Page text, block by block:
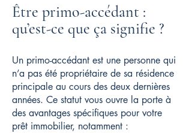
​Être primo-accédant :
qu’est-ce que ça signifie ?
Un primo-accédant est une personne qui
n’a pas été propriétaire de sa résidence
principale au cours des deux dernières
années. Ce statut vous ouvre la porte à
des avantages spécifiques pour votre
prêt immobilier, notamment :